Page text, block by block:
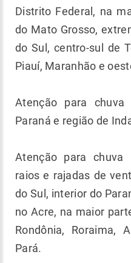
Distrito Federal, na
do Mato Grosso,
do Sul, centro-sul de
Piauí, Maranhão e
Atenção para
Paraná e região de
Atenção para
raios e rajadas de
do Sul, interior do
no Acre, na maior
Rondônia, Roraima,
Pará.